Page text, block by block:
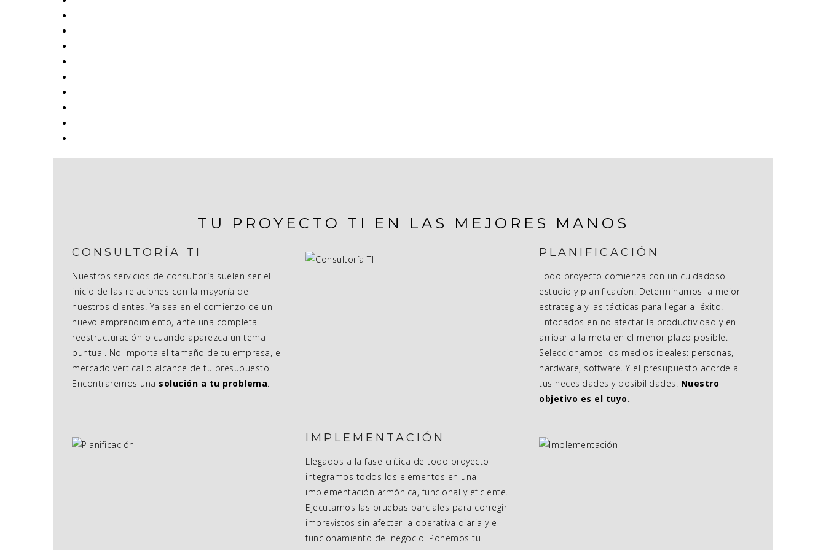
TU PROYECTO TI EN LAS MEJORES MANOS
CONSULTORÍA TI
Nuestros servicios de consultoría suelen ser el
inicio de las relaciones con la mayoría de
nuestros clientes. Ya sea en el comienzo de un
nuevo emprendimiento, ante una completa
reestructuración o cuando aparezca un tema
puntual. No importa el tamaño de tu empresa, el
mercado vertical o alcance de tu presupuesto.
Encontraremos una solución a tu problema.
PLANIFICACIÓN
Todo proyecto comienza con un cuidadoso
estudio y planificacíon. Determinamos la mejor
estrategia y las tácticas para llegar al éxito.
Enfocados en no afectar la productividad y en
arribar a la meta en el menor plazo posible.
Seleccionamos los medios ideales: personas,
hardware, software. Y el presupuesto acorde a
tus necesidades y posibilidades. Nuestro
objetivo es el tuyo.
IMPLEMENTACIÓN
Llegados a la fase crítica de todo proyecto
integramos todos los elementos en una
implementación armónica, funcional y eficiente.
Ejecutamos las pruebas parciales para corregir
imprevistos sin afectar la operativa diaria y el
funcionamiento del negocio. Ponemos tu